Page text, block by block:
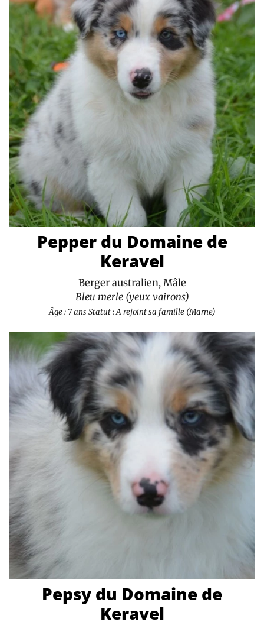
Pepper du Domaine de
Keravel
Berger australien, Mâle
Bleu merle (yeux vairons)
Âge : 7 ans Statut : A rejoint sa famille (Marne)
Pepsy du Domaine de
Keravel